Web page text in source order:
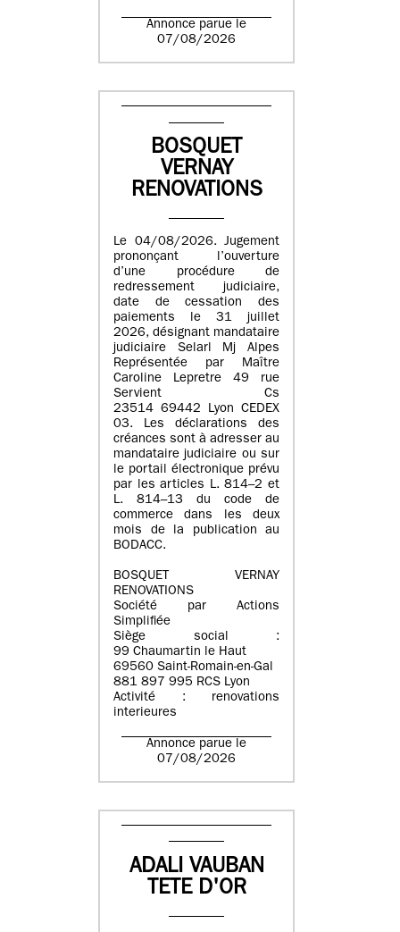
Annonce parue le
07/08/2026
BOSQUET
VERNAY
RENOVATIONS
Le 04/08/2026. Jugement
prononçant l’ouverture
d’une procédure de
redressement judiciaire,
date de cessation des
paiements le 31 juillet
2026, désignant mandataire
judiciaire Selarl Mj Alpes
Représentée par Maître
Caroline Lepretre 49 rue
Servient Cs
23514 69442 Lyon CEDEX
03. Les déclarations des
créances sont à adresser au
mandataire judiciaire ou sur
le portail électronique prévu
par les articles L. 814–2 et
L. 814–13 du code de
commerce dans les deux
mois de la publication au
BODACC.
BOSQUET VERNAY
RENOVATIONS
Société par Actions
Simplifiée
Siège social :
99 Chaumartin le Haut
69560 Saint-Romain-en-Gal
881 897 995 RCS Lyon
Activité : renovations
interieures
Annonce parue le
07/08/2026
ADALI VAUBAN
TETE D'OR